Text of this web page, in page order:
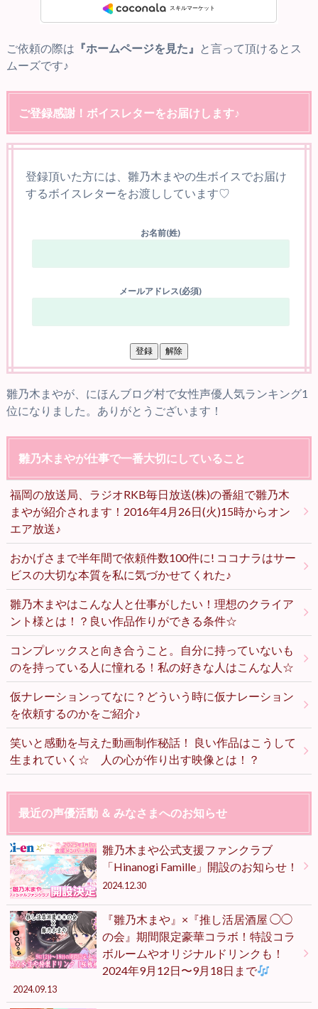
ご依頼の際は 『ホームページを見た』
と言って頂けるとス
ムーズです♪
ご登録感謝！ボイスレターをお届けします♪
登録頂いた方には、雛乃木まやの生ボイスでお届け
するボイスレターをお渡ししています♡
お名前(姓)
メールアドレス(必須)
雛乃木まやが、にほんブログ村で女性声優人気ランキング1
位になりました。ありがとうございます！
雛乃木まやが仕事で一番大切にしていること
福岡の放送局、ラジオRKB毎日放送(株)の番組で雛乃木
まやが紹介されます！2016年4月26日(火)15時からオン
エア放送♪
おかげさまで半年間で依頼件数100件に! ココナラはサー
ビスの大切な本質を私に気づかせてくれた♪
雛乃木まやはこんな人と仕事がしたい！理想のクライア
ント様とは！？良い作品作りができる条件☆
コンプレックスと向き合うこと。自分に持っていないも
のを持っている人に憧れる！私の好きな人はこんな人☆
仮ナレーションってなに？どういう時に仮ナレーション
を依頼するのかをご紹介♪
笑いと感動を与えた動画制作秘話！ 良い作品はこうして
生まれていく☆ 人の心が作り出す映像とは！？
最近の声優活動 ＆ みなさまへのお知らせ
雛乃木まや公式支援ファンクラブ
「Hinanogi Famille」開設のお知らせ！
2024.12.30
『雛乃木まや』×『推し活居酒屋 ◯◯
の会』期間限定豪華コラボ！特設コラ
ボルームやオリジナルドリンクも！
2024年9月12日〜9月18日まで
2024.09.13